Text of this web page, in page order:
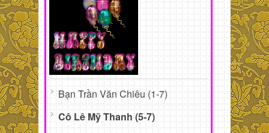
Bạn Trần Văn Chiêu (1-7)
Cô Lê Mỹ Thanh (5-7)